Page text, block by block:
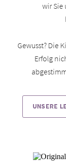
wir Sie
Gewusst? Die
Erfolg
UNSERE